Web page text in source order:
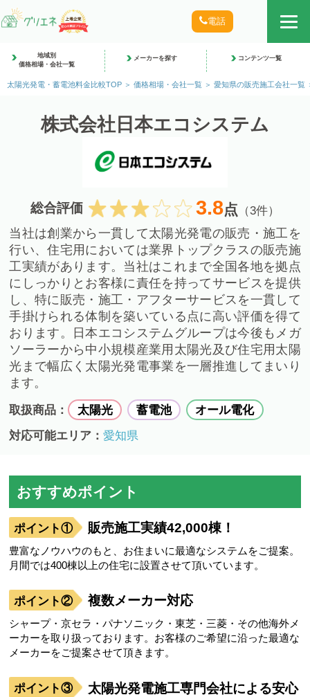
電話
地域別
価格相場・会社一覧
メーカーを探す コンテンツ一覧
太陽光発電・蓄電池料金比較TOP 価格相場・会社一覧 愛知県の販売施工会社一覧
株式会社日本エコシステム
総合評価 3.8点 （3件）
当社は創業から一貫して太陽光発電の販売・施工を
行い、住宅用においては業界トップクラスの販売施
工実績があります。当社はこれまで全国各地を拠点
にしっかりとお客様に責任を持ってサービスを提供
し、特に販売・施工・アフターサービスを一貫して
手掛けられる体制を築いている点に高い評価を得て
おります。日本エコシステムグループは今後もメガ
ソーラーから中小規模産業用太陽光及び住宅用太陽
光まで幅広く太陽光発電事業を一層推進してまいり
ます。
取扱商品： 太陽光 蓄電池
オール電化
対応可能エリア：愛知県
おすすめポイント
販売施工実績42,000棟！
豊富なノウハウのもと、お住まいに最適なシステムをご提案。
月間では400棟以上の住宅に設置させて頂いています。
複数メーカー対応
シャープ・京セラ・パナソニック・東芝・三菱・その他海外メ
ーカーを取り扱っております。お客様のご希望に沿った最適な
メーカーをご提案させて頂きます。
太陽光発電施工専門会社による安心